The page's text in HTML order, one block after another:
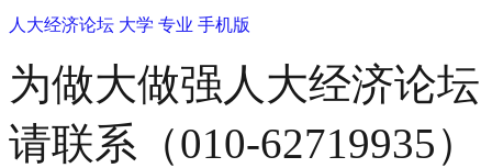
人大经济论坛 大学 专业 手机版
为做大做强人大经济论
请联系（010-62719935）